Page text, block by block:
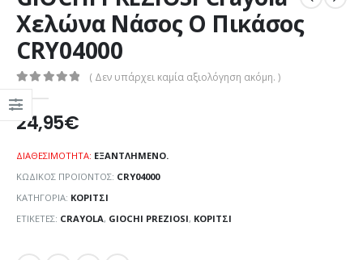
Χελώνα Νάσος Ο Πικάσος
CRY04000
( Δεν υπάρχει καμία αξιολόγηση ακόμη. )
24,95€
ΔΙΑΘΕΣΙΜΌΤΗΤΑ: ΕΞΑΝΤΛΗΜΈΝΟ.
ΚΩΔΙΚΌΣ ΠΡΟΪΌΝΤΟΣ: CRY04000
ΚΑΤΗΓΟΡΊΑ: ΚΟΡΊΤΣΙ
ΕΤΙΚΈΤΕΣ: CRAYOLA, GIOCHI PREZIOSI, ΚΟΡΊΤΣΙ